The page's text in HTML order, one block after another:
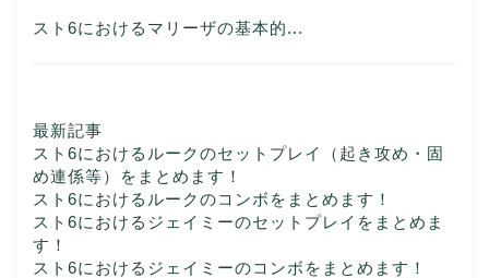
スト6におけるマリーザの基本的...
最新記事
スト6におけるルークのセットプレイ（起き攻め・固
め連係等）をまとめます！
スト6におけるルークのコンボをまとめます！
スト6におけるジェイミーのセットプレイをまとめま
す！
スト6におけるジェイミーのコンボをまとめます！